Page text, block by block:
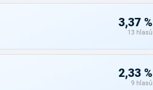
3,37 %
13 hlasů
2,33 %
9 hlasů